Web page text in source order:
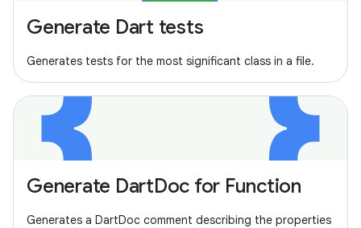
Generate Dart tests
Generates tests for the most significant class in a file.
Generate DartDoc for Function
Generates a DartDoc comment describing the properties